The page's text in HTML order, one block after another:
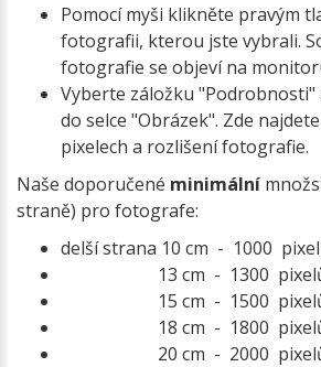
Pomocí myši klikněte pravým
fotografii, kterou jste vybrali.
fotografie se objeví na
Vyberte záložku "Podrobnosti"
do selce "Obrázek". Zde
pixelech a rozlišení fotografie.
Naše doporučené minimální
straně) pro fotografe:
delší strana 10 cm - 1000
13 cm - 1300
15 cm - 1500
18 cm - 1800
20 cm - 2000